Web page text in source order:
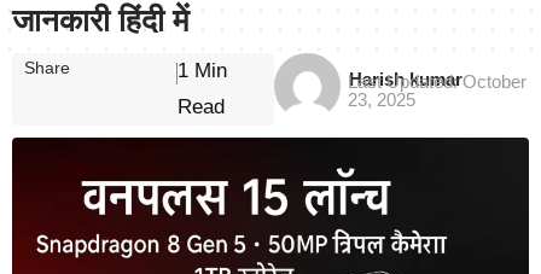
जानकारी हिंदी में
Harish kumar
Last Updated: October
23, 2025
Share
1 Min
Read